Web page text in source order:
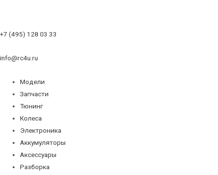
+7 (495) 128 03 33
info@rc4u.ru
Модели
Запчасти
Тюнинг
Колеса
Электроника
Аккумуляторы
Аксессуары
Разборка